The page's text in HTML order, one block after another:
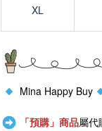
XL
Mina Happy Buy
「預購」商品屬代